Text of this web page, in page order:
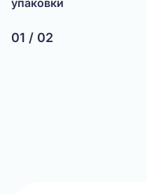
упаковки
01 / 02